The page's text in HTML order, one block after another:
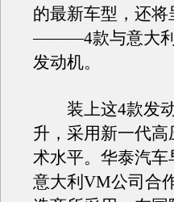
的最新车型，还
———4款与意大利
发动机。
装上这4款发动
升，采用新一代
术水平。华泰汽
意大利VM公司合